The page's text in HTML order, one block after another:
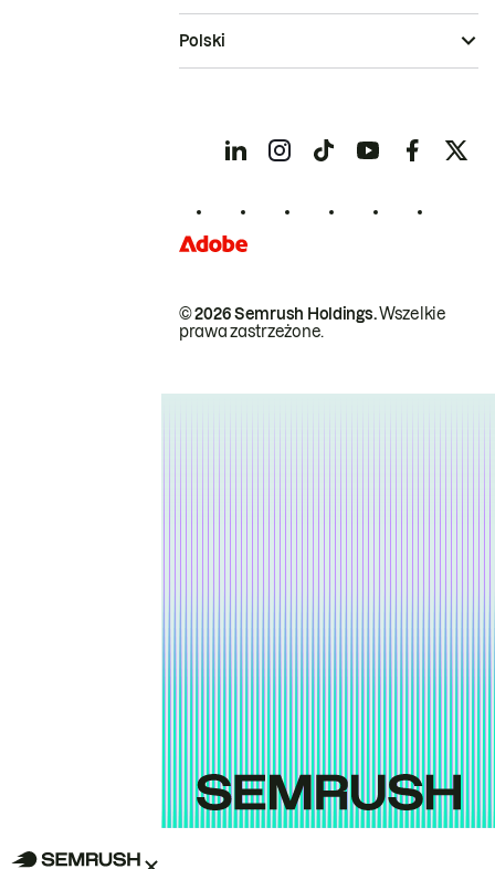
© 2026 Semrush Holdings.Wszelkie
prawa zastrzeżone.
Polski